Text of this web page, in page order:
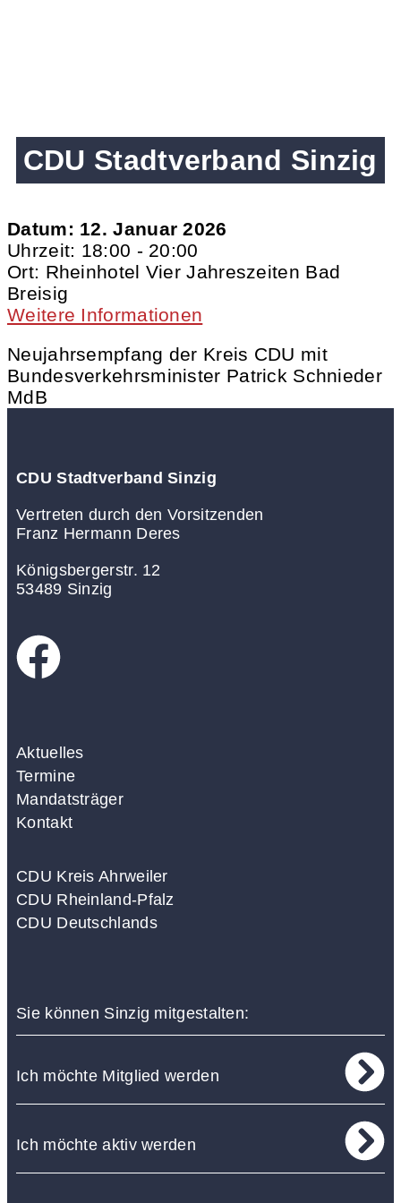
CDU Stadtverband Sinzig
Datum: 12. Januar 2026
Uhrzeit: 18:00 - 20:00
Ort: Rheinhotel Vier Jahreszeiten Bad
Breisig
Weitere Informationen
Neujahrsempfang der Kreis CDU mit
Bundesverkehrsminister Patrick Schnieder
MdB
CDU Stadtverband Sinzig
Vertreten durch den Vorsitzenden
Franz Hermann Deres
Königsbergerstr. 12
53489 Sinzig
Aktuelles
Termine
Mandatsträger
Kontakt
CDU Kreis Ahrweiler
CDU Rheinland-Pfalz
CDU Deutschlands
Sie können Sinzig mitgestalten:
Ich möchte Mitglied werden
Ich möchte aktiv werden